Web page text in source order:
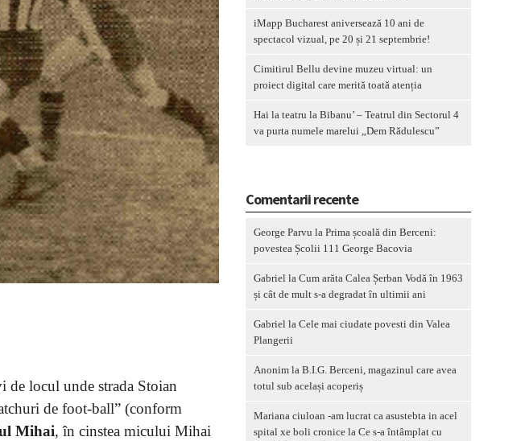
locul unde strada Stoian
de foot-ball” (conform
Mihai, în cinstea micului Mihai
iMapp Bucharest aniversează 10 ani de
spectacol vizual, pe 20 și 21 septembrie!
Cimitirul Bellu devine muzeu virtual: un
proiect digital care merită toată atenția
Hai la teatru la Bibanu’ – Teatrul din Sectorul 4
va purta numele marelui „Dem Rădulescu”
Comentarii recente
George Parvu la Prima școală din Berceni:
povestea Școlii 111 George Bacovia
Gabriel la Cum arăta Calea Șerban Vodă în 1963
și cât de mult s-a degradat în ultimii ani
Gabriel la Cele mai ciudate povesti din Valea
Plangerii
Anonim la B.I.G. Berceni, magazinul care avea
totul sub același acoperiș
Mariana ciuloan -am lucrat ca asustebta in acel
spital xe boli cronice la Ce s-a întâmplat cu